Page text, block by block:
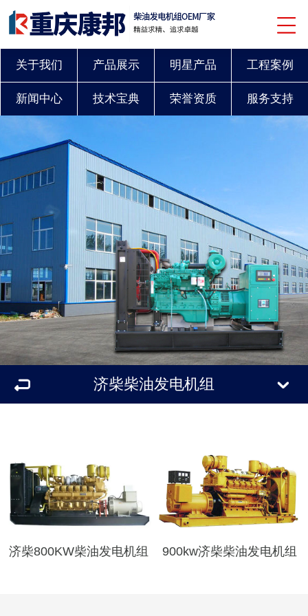
关于我们 产品展示 明星产品 工程案例
新闻中心 技术宝典 荣誉资质 服务支持
济柴柴油发电机组
济柴800KW柴油发电机组 900kw济柴柴油发电机组